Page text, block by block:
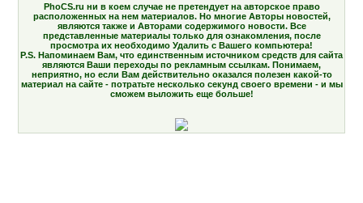
PhoCS.ru ни в коем случае не претендует на авторское право
расположенных на нем материалов. Но многие Авторы новостей,
являются также и Авторами содержимого новости. Все
представленные материалы только для ознакомления, после
просмотра их необходимо Удалить с Вашего компьютера!
P.S. Напоминаем Вам, что единственным источником средств для сайта
являются Ваши переходы по рекламным ссылкам. Понимаем,
неприятно, но если Вам действительно оказался полезен какой-то
материал на сайте - потратьте несколько секунд своего времени - и мы
сможем выложить еще больше!